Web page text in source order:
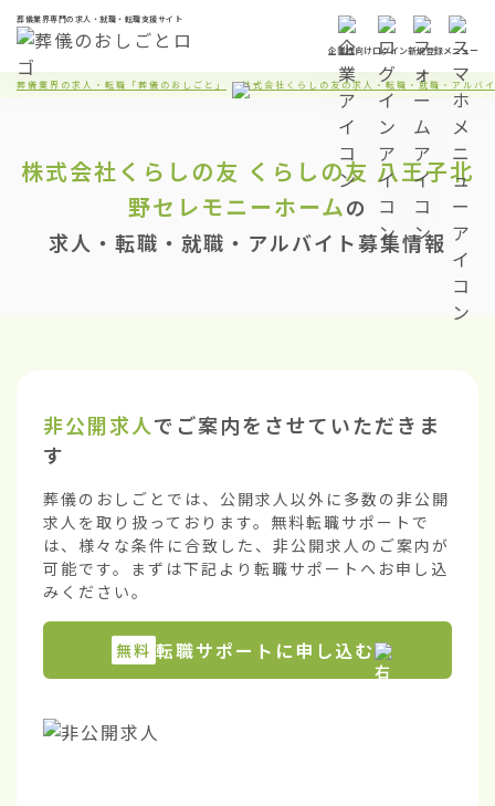
葬儀業界専門の求人・就職・転職支援サイト
企業様向けログイン新規登録メニュー
葬儀業界の求人・転職「葬儀のおしごと」 株式会社くらしの友の求人・転職・就職・アルバ
株式会社くらしの友 くらしの友 八王子北
野セレモニーホームの
求人・転職・就職・アルバイト募集情報
非公開求人でご案内をさせていただきま
す
葬儀のおしごとでは、公開求人以外に多数の非公開
求人を取り扱っております。無料転職サポートで
は、様々な条件に合致した、非公開求人のご案内が
可能です。まずは下記より転職サポートへお申し込
みください。
無料 転職サポートに申し込む